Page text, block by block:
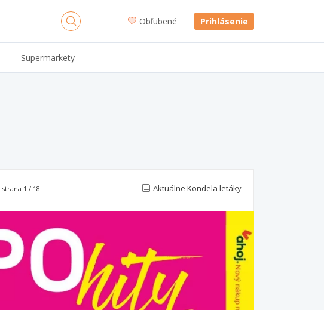
Obľubené Prihlásenie
Supermarkety
strana 1 / 18 Aktuálne Kondela letáky